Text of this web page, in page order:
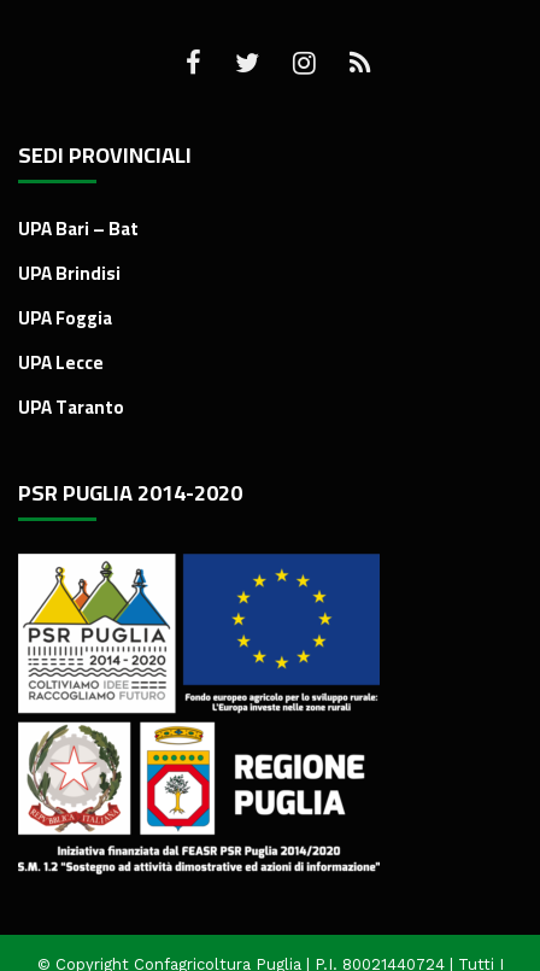
SEDI PROVINCIALI
UPA Bari – Bat
UPA Brindisi
UPA Foggia
UPA Lecce
UPA Taranto
PSR PUGLIA 2014-2020
© Copyright Confagricoltura Puglia | P.I. 80021440724 | Tutti I